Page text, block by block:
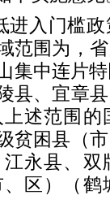
进入门槛
范围为，
集中连片
县、宜章
述范围的
贫困县（
永县、双
区）（鹤